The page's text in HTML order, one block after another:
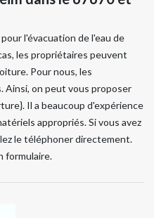
l'évacuation de l'eau de
les propriétaires peuvent
Pour nous, les
on peut vous proposer
Il a beaucoup d'expérience
appropriés. Si vous avez
le téléphoner directement.
formulaire.